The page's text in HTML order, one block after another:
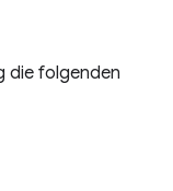
die folgenden